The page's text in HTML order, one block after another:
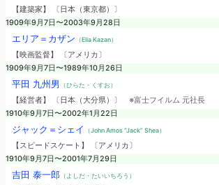
【建築家】 〔日本（東京都）〕
1909年9月7日〜2003年9月28日
エリア＝カザン （Elia Kazan）
【映画監督】 〔アメリカ〕
1909年9月7日〜1989年10月26日
平田 九州男 （ひらた・くすお）
【経営者】 〔日本（大分県）〕 ※富士フイルム 元社長
1910年9月7日〜2002年1月22日
ジャック＝シェイ （John Amos “Jack” Shea）
【スピードスケート】 〔アメリカ〕
1910年9月7日〜2001年7月29日
吉田 泰一郎（よしだ・たいいちろう）